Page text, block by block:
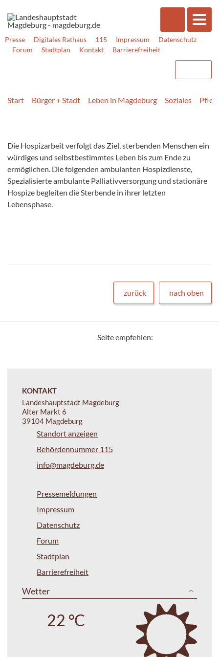
Presse Digitales Rathaus 115 Impressum
Datenschutz
Forum
Stadtplan Kontakt Barrierefreiheit
Start Bürger + Stadt Leben in Magdeburg Soziales
Die Hospizarbeit verfolgt das Ziel, sterbenden Menschen ein
würdiges und selbstbestimmtes Leben bis zum Ende zu
ermöglichen. Die folgenden ambulanten Hospizdienste,
Spezialisierte ambulante Palliativversorgung und stationäre
Hospize begleiten die Sterbende in ihrer letzten
Lebensphase.
zurück nach oben
Seite empfehlen:
KONTAKT
Landeshauptstadt Magdeburg
Alter Markt 6
39104 Magdeburg
Standort anzeigen
Behördennummer 115
info@magdeburg.de
Pressemeldungen
Impressum
Datenschutz
Forum
Stadtplan
Barrierefreiheit
Wetter
22 °C